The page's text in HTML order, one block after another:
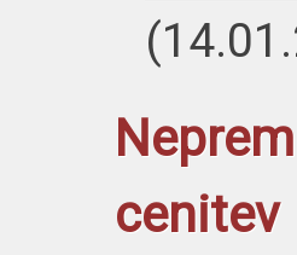
cenitev